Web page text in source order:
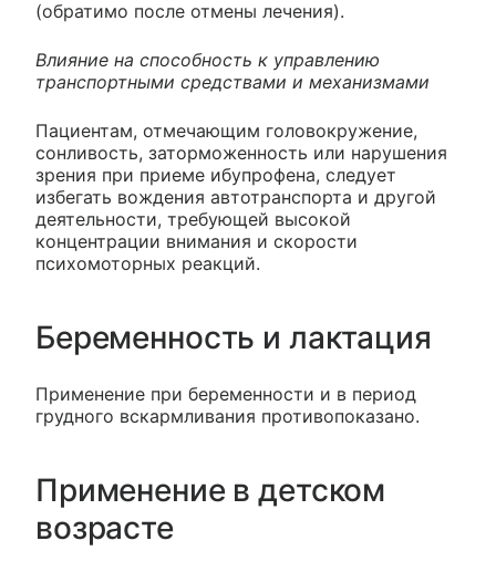
(обратимо после отмены лечения).
Влияние на способность к управлению
транспортными средствами и механизмами
Пациентам, отмечающим головокружение,
сонливость, заторможенность или нарушения
зрения при приеме ибупрофена, следует
избегать вождения автотранспорта и другой
деятельности, требующей высокой
концентрации внимания и скорости
психомоторных реакций.
Беременность и лактация
Применение при беременности и в период
грудного вскармливания противопоказано.
Применение в детском
возрасте